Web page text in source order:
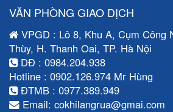
VĂN PHÒNG GIAO DỊCH
VPGD : Lô 8, Khu A, Cụm Công
Thùy, H. Thanh Oai, TP. Hà Nội
DĐ : 0984.204.938
Hotline : 0902.126.974 Mr Hùng
ĐTMB : 0977.389.949
Email: cokhilangrua@gmai.com